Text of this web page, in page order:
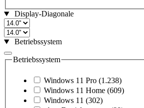
Display-Diagonale
Betriebssystem
Betriebssystem
Windows 11 Pro (1.238)
Windows 11 Home (609)
Windows 11 (302)